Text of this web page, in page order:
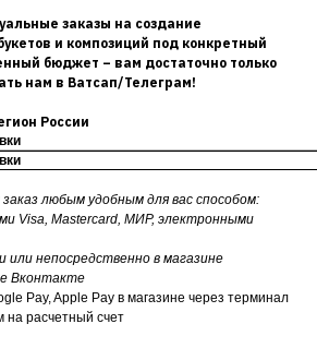
заказы на создание
и композиций под конкретный
бюджет – вам достаточно только
нам в Ватсап/Телеграм!
России
любым удобным для вас способом:
Visa, Mastercard, МИР, электронными
или непосредственно в магазине
Вконтакте
Pay, Apple Pay в магазине через терминал
на расчетный счет